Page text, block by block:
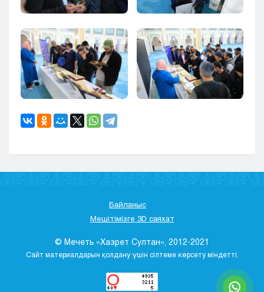
Байланыс
Мешітімізге 3D саяхат
© Мечеть «Хазрет Султан», 2012-2021
Сайт материалдарын қолдану үшін сілтеме көрсету міндетті.